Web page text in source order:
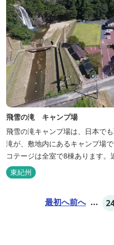
飛雪の滝 キャンプ場
飛雪の滝キャンプ場は、日本で
滝が、敷地内にあるキャンプ場
コテージは全室で8棟あります。
ナが人気です。
東紀州
最初へ前へ ...